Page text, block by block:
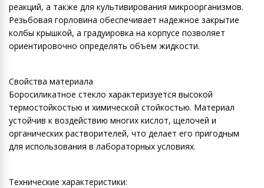
реакций, а также для культивирования микроорганизмов.
Резьбовая горловина обеспечивает надежное закрытие
колбы крышкой, а градуировка на корпусе позволяет
ориентировочно определять объем жидкости.
Свойства материала
Боросиликатное стекло характеризуется высокой
термостойкостью и химической стойкостью. Материал
устойчив к воздействию многих кислот, щелочей и
органических растворителей, что делает его пригодным
для использования в лабораторных условиях.
Технические характеристики: